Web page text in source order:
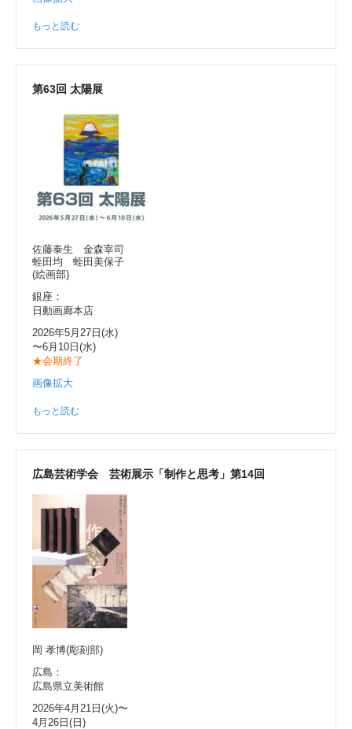
もっと読む
第63回 太陽展
佐藤泰生 金森宰司
蛭田均 蛭田美保子
(絵画部)
銀座：
日動画廊本店
2026年5月27日(水)
〜6月10日(水)
★会期終了
画像拡大
もっと読む
広島芸術学会 芸術展示「制作と思考」第14回
岡 孝博(彫刻部)
広島：
広島県立美術館
2026年4月21日(火)〜
4月26日(日)